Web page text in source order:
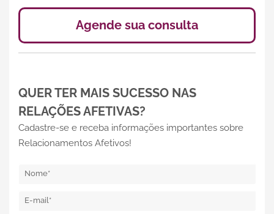
Agende sua consulta
QUER TER MAIS SUCESSO NAS
RELAÇÕES AFETIVAS?
Cadastre-se e receba informações importantes sobre
Relacionamentos Afetivos!